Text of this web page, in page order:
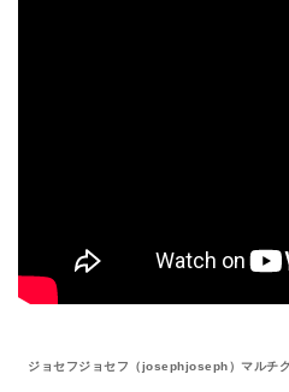
ジョセフジョセフ（josephjoseph）マルチ